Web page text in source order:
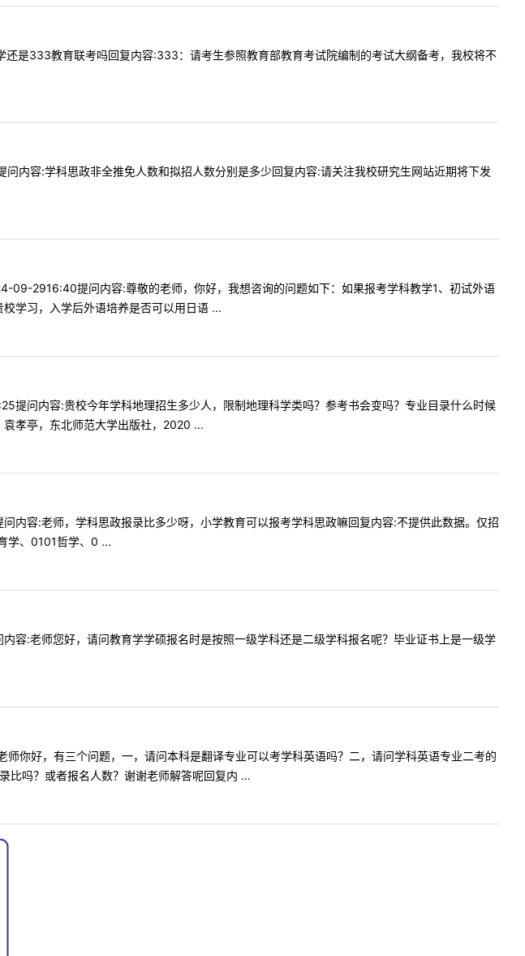
333教育联考吗回复内容:333：请考生参照教育部教育考试院编制的考试大纲备考，我校将不
容:学科思政非全推免人数和拟招人数分别是多少回复内容:请关注我校研究生网站近期将下发
2916:40提问内容:尊敬的老师，你好，我想咨询的问题如下：如果报考学科教学1、初试外语
学习，入学后外语培养是否可以用日语 ...
问内容:贵校今年学科地理招生多少人，限制地理科学类吗？参考书会变吗？专业目录什么时候
孝亭，东北师范大学出版社，2020 ...
容:老师，学科思政报录比多少呀，小学教育可以报考学科思政嘛回复内容:不提供此数据。仅招
学、0101哲学、0 ...
:老师您好，请问教育学学硕报名时是按照一级学科还是二级学科报名呢？毕业证书上是一级学
好，有三个问题，一，请问本科是翻译专业可以考学科英语吗？二，请问学科英语专业二考的
比吗？或者报名人数？谢谢老师解答呢回复内 ...